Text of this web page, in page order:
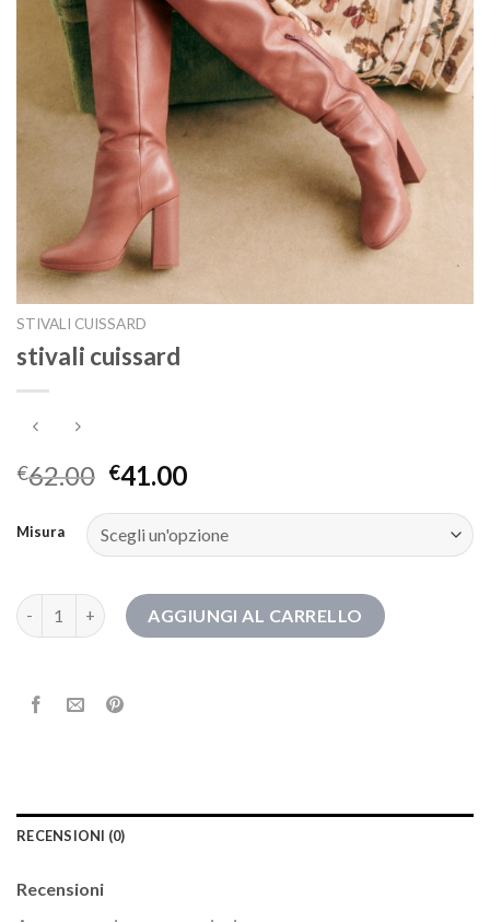
STIVALI CUISSARD
stivali cuissard
€62.00 €41.00
Misura
stivali cuissard quantitàAGGIUNGI AL CARRELLO
RECENSIONI (0)
Recensioni